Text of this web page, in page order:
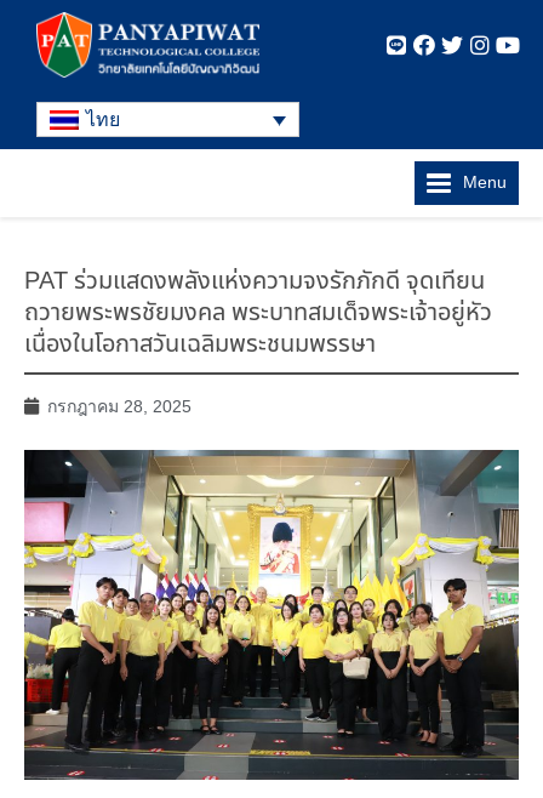
ไทย
Menu
PAT ร่วมแสดงพลังแห่งความจงรักภักดี จุดเทียน
ถวายพระพรชัยมงคล พระบาทสมเด็จพระเจ้าอยู่หัว
เนื่องในโอกาสวันเฉลิมพระชนมพรรษา
กรกฎาคม 28, 2025